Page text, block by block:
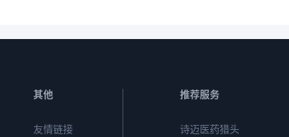
其他
友情链接
推荐服务
诗迈医药猎头